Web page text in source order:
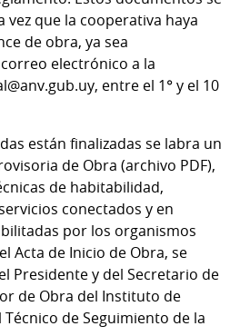
que la cooperativa haya
de obra, ya sea
electrónico a la
entre el 1° y el 10
están finalizadas se labra un
de Obra (archivo PDF),
de habitabilidad,
conectados y en
por los organismos
Acta de Inicio de Obra, se
Presidente y del Secretario de
de Obra del Instituto de
Técnico de Seguimiento de la